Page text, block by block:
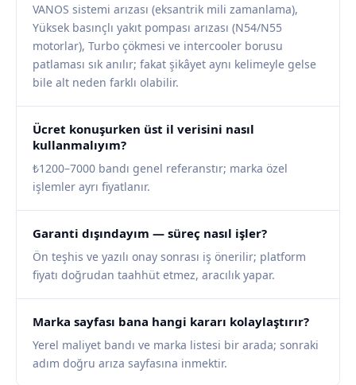
VANOS sistemi arızası (eksantrik mili zamanlama),
Yüksek basınçlı yakıt pompası arızası (N54/N55
motorlar), Turbo çökmesi ve intercooler borusu
patlaması sık anılır; fakat şikâyet aynı kelimeyle gelse
bile alt neden farklı olabilir.
Ücret konuşurken üst il verisini nasıl
kullanmalıyım?
₺1200–7000 bandı genel referanstır; marka özel
işlemler ayrı fiyatlanır.
Garanti dışındayım — süreç nasıl işler?
Ön teşhis ve yazılı onay sonrası iş önerilir; platform
fiyatı doğrudan taahhüt etmez, aracılık yapar.
Marka sayfası bana hangi kararı kolaylaştırır?
Yerel maliyet bandı ve marka listesi bir arada; sonraki
adım doğru arıza sayfasına inmektir.